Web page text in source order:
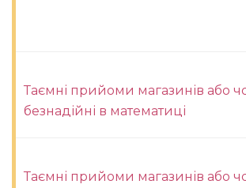
Таємні прийоми магазинів або
безнадійні в математиці
Таємні прийоми магазинів або